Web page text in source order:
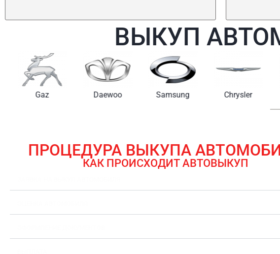
ВЫКУП
Gaz Daewoo Samsung Chrysler
ПРОЦЕДУРА ВЫКУПА
КАК ПРОИСХОДИТ АВТОВЫКУП